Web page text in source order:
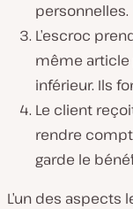
personnelles.
L’escroc
même article
inférieur. Ils
Le client
rendre
garde le
L’un des